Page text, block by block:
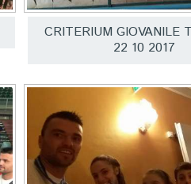
CRITERIUM GIOVANILE
22 10 2017